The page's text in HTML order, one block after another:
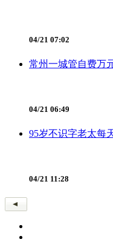
04/21 07:02
常州一城管自费万
04/21 06:49
95岁不识字老太每
04/21 11:28